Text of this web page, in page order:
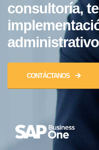
consultoría,
CONTÁCTANOS